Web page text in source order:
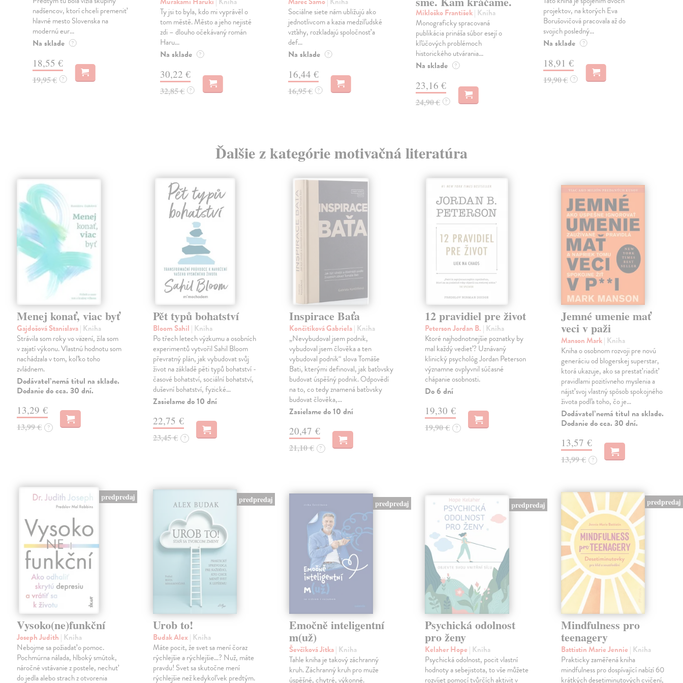
nadšencov, ktorí chceli premeniť
hlavné mesto Slovenska na
modernú eur...
Na sklade ?
18,55 €
19,95 € ?
Ty jsi to byla, kdo mi vyprávěl o
tom městě. Město a jeho nejisté
zdi – dlouho očekávaný román
Haru...
Na sklade ?
30,22 €
32,85 € ?
Sociálne siete nám ubližujú ako
jednotlivcom a kazia medziľudské
vzťahy, rozkladajú spoločnosť a
def...
Na sklade ?
16,44 €
16,95 € ?
Mikloško František| Kniha
Monograficky spracovaná
publikácia prináša súbor esejí o
kľúčových problémoch
historického utvárania...
Na sklade ?
23,16 €
24,90 € ?
projektov, na ktorých Eva
Borušovičová pracovala až do
svojich posledný...
Na sklade ?
18,91 €
19,90 € ?
Ďalšie z kategórie motivačná literatúra
Menej konať, viac byť
Gajdošová Stanislava| Kniha
Strávila som roky vo väzení, žila som
v zajatí výkonu. Vlastnú hodnotu som
nachádzala v tom, koľko toho
zvládnem.
Dodávateľ nemá titul na sklade.
Dodanie do cca. 30 dní.
13,29 €
13,99 € ?
Pět typů bohatství
Bloom Sahil | Kniha
Po třech letech výzkumu a osobních
experimentů vytvořil Sahil Bloom
převratný plán, jak vybudovat svůj
život na základě pěti typů bohatství -
časové bohatství, sociální bohatství,
duševní bohatství, fyzické…
Zasielame do 10 dní
22,75 €
23,45 € ?
Inspirace Baťa
Končitíková Gabriela| Kniha
„Nevybudoval jsem podnik,
vybudoval jsem člověka a ten
vybudoval podnik“ slova Tomáše
Bati, kterými definoval, jak baťovsky
budovat úspěšný podnik. Odpovědí
na to, co tedy znamená baťovsky
budovat člověka,…
Zasielame do 10 dní
20,47 €
21,10 € ?
12 pravidiel pre život
Peterson Jordan B. | Kniha
Ktoré najhodnotnejšie poznatky by
mal každý vedieť? Uznávaný
klinický psychológ Jordan Peterson
významne ovplyvnil súčasné
chápanie osobnosti.
Do 6 dní
19,30 €
19,90 € ?
Jemné umenie mať
veci v paži
Manson Mark| Kniha
Kniha o osobnom rozvoji pre novú
generáciu od blogerskej superstar,
ktorá ukazuje, ako sa prestať riadiť
pravidlami pozitívneho myslenia a
nájsť svoj vlastný spôsob spokojného
života podľa toho, čo je…
Dodávateľ nemá titul na sklade.
Dodanie do cca. 30 dní.
13,57 €
13,99 € ?
predpredaj
Vysoko(ne)funkční
Joseph Judith | Kniha
Nebojme sa požiadať o pomoc.
Pochmúrna nálada, hlboký smútok,
náročné vstávanie z postele, nechuť
do jedla alebo strach z otvorenia
predpredaj
Urob to!
Budak Alex | Kniha
Máte pocit, že svet sa mení čoraz
rýchlejšie a rýchlejšie…? Nuž, máte
pravdu! Svet sa skutočne mení
rýchlejšie než kedykoľvek predtým.
predpredaj
Emočně inteligentní
m(už)
Ševčíková Jitka| Kniha
Tahle kniha je takový záchranný
kruh. Záchranný kruh pro muže
úspěšné, chytré, výkonné.
predpredaj
Psychická odolnost
pro ženy
Kelaher Hope | Kniha
Psychická odolnost, pocit vlastní
hodnoty a sebejistota, to vše můžete
rozvíjet pomocí tvůrčích aktivit v
predpredaj
Mindfulness pro
teenagery
Battistin Marie Jennie | Kniha
Prakticky zaměřená kniha
mindfulness pro dospívající nabízí 60
krátkých desetiminutových cvičení,